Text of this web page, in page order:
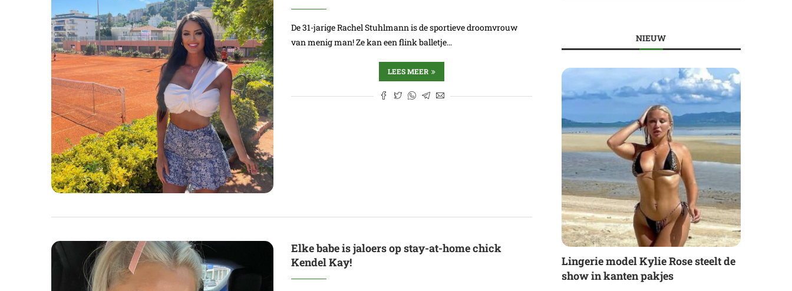
De 31-jarige Rachel Stuhlmann is de sportieve droomvrouw
van menig man! Ze kan een flink balletje…
LEES MEER
Elke babe is jaloers op stay-at-home chick
Kendel Kay!
NIEUW
Lingerie model Kylie Rose steelt de
show in kanten pakjes